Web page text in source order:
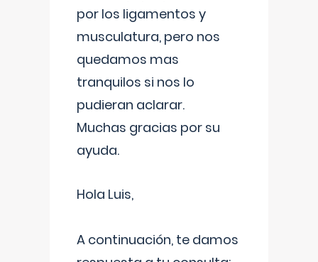
por los ligamentos y
musculatura, pero nos
quedamos mas
tranquilos si nos lo
pudieran aclarar.
Muchas gracias por su
ayuda.
Hola Luis,
A continuación, te damos